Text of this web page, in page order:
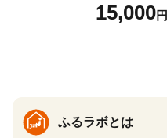
15,000円
ふるラボとは